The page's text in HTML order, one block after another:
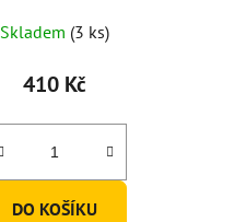
Skladem (3 ks)
410 Kč
DO KOŠÍKU